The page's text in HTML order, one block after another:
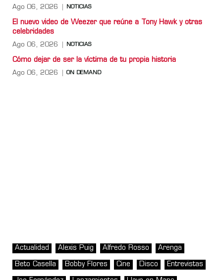
Ago 06, 2026 NOTICIAS
El nuevo video de Weezer que reúne a Tony Hawk y otras
celebridades
Ago 06, 2026 NOTICIAS
Cómo dejar de ser la víctima de tu propia historia
Ago 06, 2026 ON DEMAND
Actualidad Alexis Puig Alfredo Rosso Arenga
Beto Casella Bobby Flores Cine Disco Entrevistas